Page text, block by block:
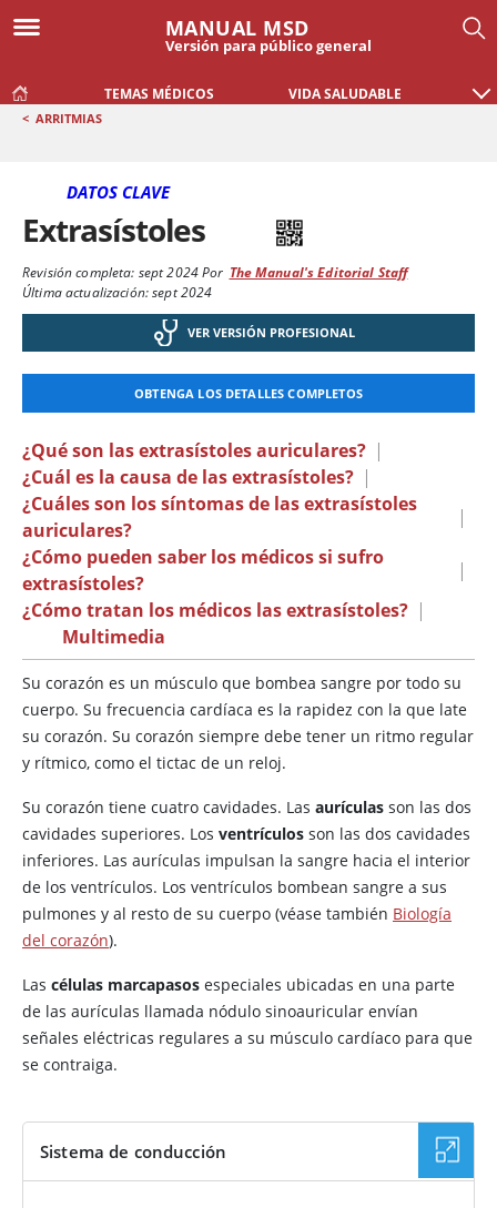
MANUAL MSD
Versión para público general
TEMAS MÉDICOS VIDA SALUDABLE
< ARRITMIAS
DATOS CLAVE
Extrasístoles
Revisión completa: sept 2024Por The Manual's Editorial Staff
Última actualización: sept 2024
VER VERSIÓN PROFESIONAL
OBTENGA LOS DETALLES COMPLETOS
¿Qué son las extrasístoles auriculares? |
¿Cuál es la causa de las extrasístoles? |
¿Cuáles son los síntomas de las extrasístoles
auriculares?
|
¿Cómo pueden saber los médicos si sufro
extrasístoles?
|
¿Cómo tratan los médicos las extrasístoles? |
Multimedia
Su corazón es un músculo que bombea sangre por todo su
cuerpo. Su frecuencia cardíaca es la rapidez con la que late
su corazón. Su corazón siempre debe tener un ritmo regular
y rítmico, como el tictac de un reloj.
Su corazón tiene cuatro cavidades. Las aurículas son las dos
cavidades superiores. Los ventrículos son las dos cavidades
inferiores. Las aurículas impulsan la sangre hacia el interior
de los ventrículos. Los ventrículos bombean sangre a sus
pulmones y al resto de su cuerpo (véase también Biología
del corazón).
Las células marcapasos especiales ubicadas en una parte
de las aurículas llamada nódulo sinoauricular envían
señales eléctricas regulares a su músculo cardíaco para que
se contraiga.
Sistema de conducción